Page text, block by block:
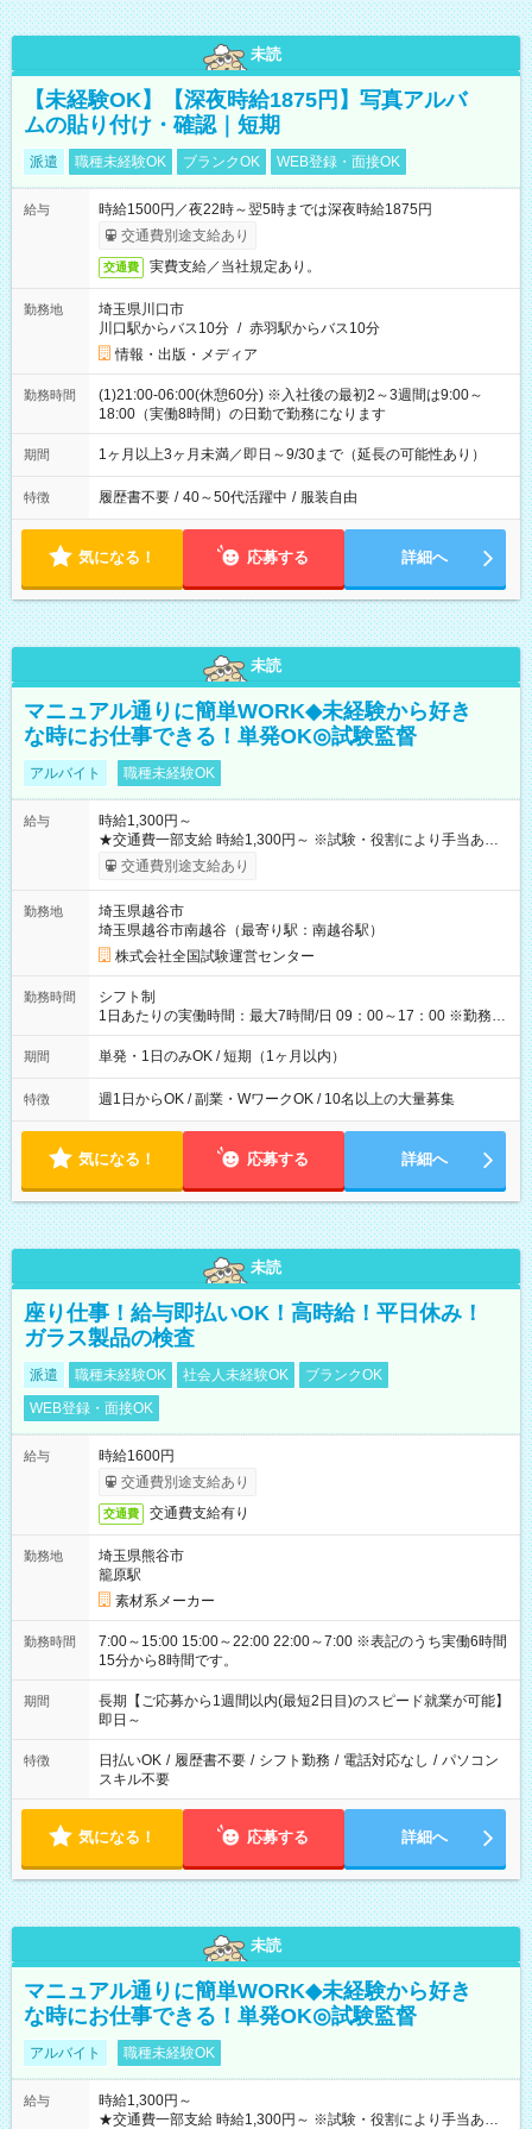
未読
【未経験OK】【深夜時給1875円】写真アルバ
ムの貼り付け・確認｜短期
派遣 職種未経験OK ブランクOK WEB登録・面接OK
給与
時給1500円／夜22時～翌5時までは深夜時給1875円
交通費別途支給あり
交通費 実費支給／当社規定あり。
勤務地
埼玉県川口市
川口駅からバス10分 / 赤羽駅からバス10分
情報・出版・メディア
勤務時間
(1)21:00-06:00(休憩60分) ※入社後の最初2～3週間は9:00～
18:00（実働8時間）の日勤で勤務になります
期間 1ヶ月以上3ヶ月未満／即日～9/30まで（延長の可能性あり）
特徴 履歴書不要 / 40～50代活躍中 / 服装自由
気になる！ 応募する 詳細へ
未読
マニュアル通りに簡単WORK◆未経験から好き
な時にお仕事できる！単発OK◎試験監督
アルバイト 職種未経験OK
給与
時給1,300円～
★交通費一部支給 時給1,300円～ ※試験・役割により手当あり
※勤務回数により昇給あり 【即給（前払い）オプションあ
り！】 希望される場合、勤務から1週間ほどで給与の一部を受け
例】 ・河合塾模擬試験 8:30～17:30（休憩1時間） 時給1,300円
×8時間＝日収10,400円＋交通費 ※当日の役割により時給＋100
円の場合あり ・国家試験 7:00～13:30（休憩なし） 時給1,300
円（役割手当＋100円）×6時間＝日収8,400円＋交通費 【試用期
間】試用期間なし
交通費別途支給あり
勤務地
埼玉県越谷市
埼玉県越谷市南越谷（最寄り駅：南越谷駅）
株式会社全国試験運営センター
勤務時間
シフト制
1日あたりの実働時間：最大7時間/日 09：00～17：00 ※勤務時
間は 試験により異なります。
期間 単発・1日のみOK / 短期（1ヶ月以内）
特徴 週1日からOK / 副業・WワークOK / 10名以上の大量募集
気になる！ 応募する 詳細へ
未読
座り仕事！給与即払いOK！高時給！平日休み！
ガラス製品の検査
派遣 職種未経験OK 社会人未経験OK
ブランクOK
WEB登録・面接OK
給与
時給1600円
交通費別途支給あり
交通費 交通費支給有り
勤務地
埼玉県熊谷市
籠原駅
素材系メーカー
勤務時間
7:00～15:00 15:00～22:00 22:00～7:00 ※表記のうち実働6時間
15分から8時間です。
期間
長期【ご応募から1週間以内(最短2日目)のスピード就業が可能】
即日～
特徴 日払いOK / 履歴書不要 / シフト勤務 / 電話対応なし / パソコン
スキル不要
気になる！ 応募する 詳細へ
未読
マニュアル通りに簡単WORK◆未経験から好き
な時にお仕事できる！単発OK◎試験監督
アルバイト 職種未経験OK
給与
時給1,300円～
★交通費一部支給 時給1,300円～ ※試験・役割により手当あり